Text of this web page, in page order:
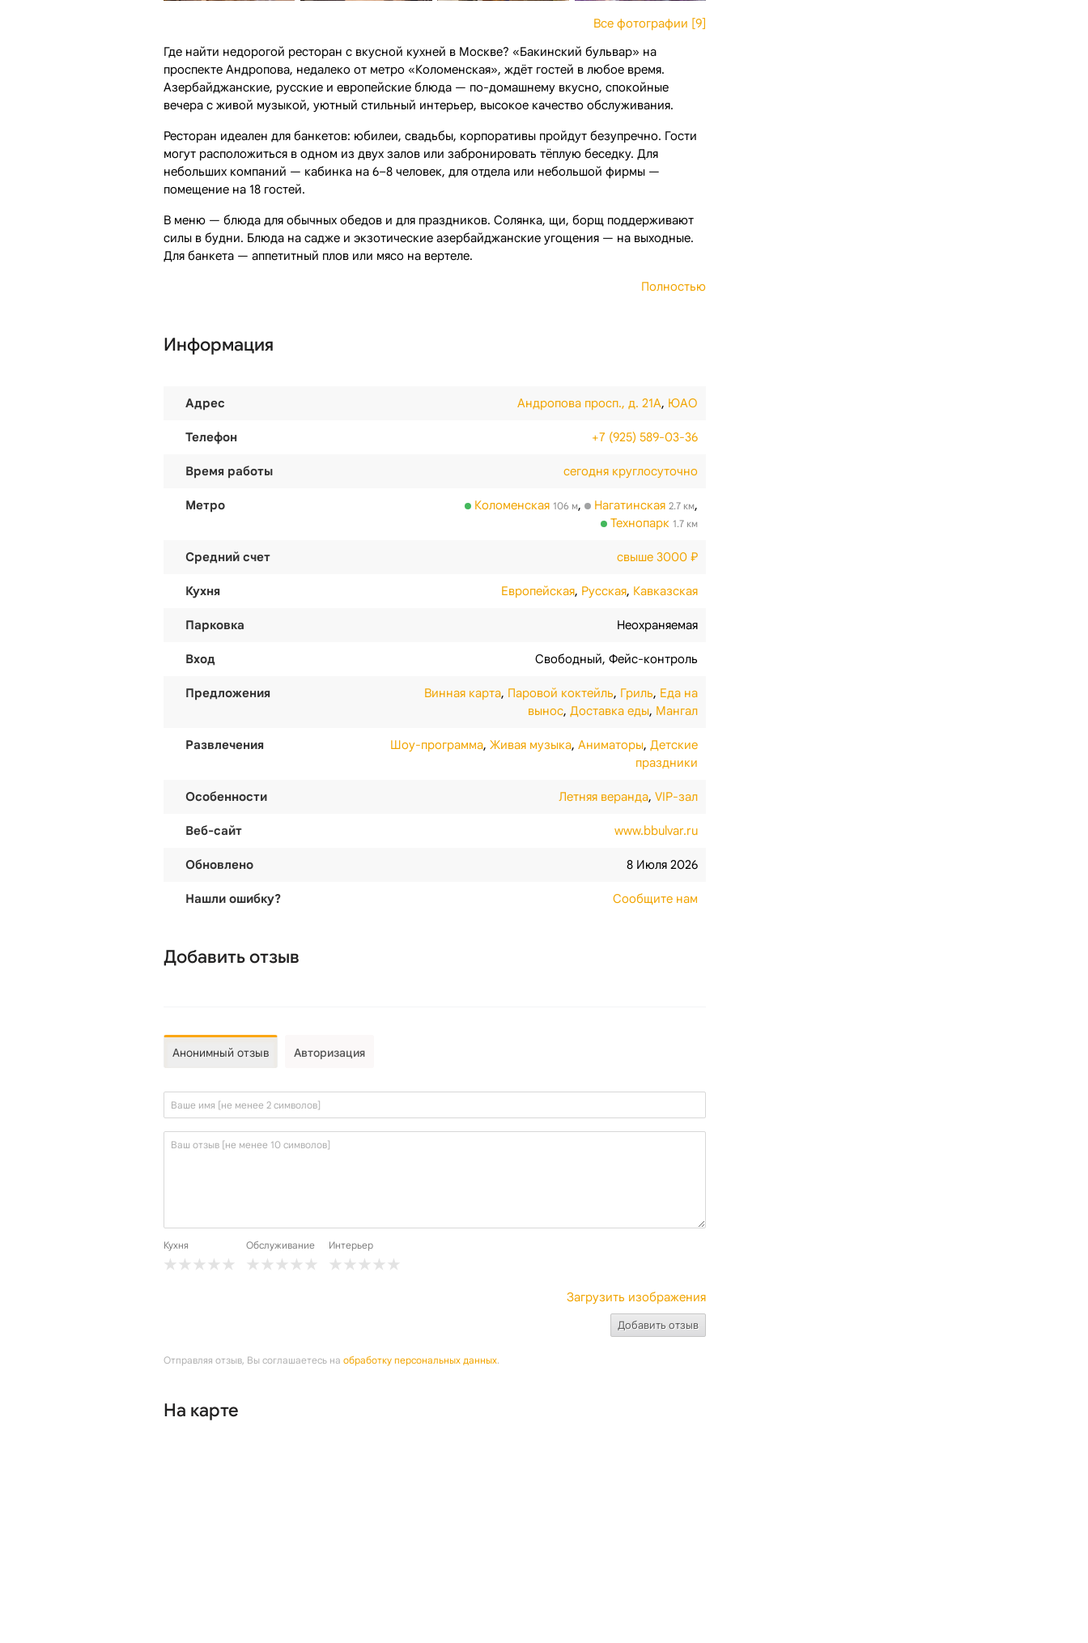
Все фотографии [9]
Где найти недорогой ресторан с вкусной кухней в Москве? «Бакинский бульвар» на
проспекте Андропова, недалеко от метро «Коломенская», ждёт гостей в любое время.
Азербайджанские, русские и европейские блюда — по-домашнему вкусно, спокойные
вечера с живой музыкой, уютный стильный интерьер, высокое качество обслуживания.
Ресторан идеален для банкетов: юбилеи, свадьбы, корпоративы пройдут безупречно. Гости
могут расположиться в одном из двух залов или забронировать тёплую беседку. Для
небольших компаний — кабинка на 6–8 человек, для отдела или небольшой фирмы —
помещение на 18 гостей.
В меню — блюда для обычных обедов и для праздников. Солянка, щи, борщ поддерживают
силы в будни. Блюда на садже и экзотические азербайджанские угощения — на выходные.
Для банкета — аппетитный плов или мясо на вертеле.
Полностью
Информация
Адрес Андропова просп., д. 21А, ЮАО
Телефон +7 (925) 589-03-36
Время работы сегодня круглосуточно
Метро Коломенская 106 м, Нагатинская 2.7 км,
Технопарк 1.7 км
Средний счет свыше 3000 ₽
Кухня Европейская, Русская, Кавказская
Парковка Неохраняемая
Вход Свободный, Фейс-контроль
Предложения Винная карта, Паровой коктейль, Гриль, Еда на
вынос, Доставка еды, Мангал
Развлечения Шоу-программа, Живая музыка, Аниматоры, Детские
праздники
Особенности Летняя веранда, VIP-зал
Веб-сайт www.bbulvar.ru
Обновлено 8 Июля 2026
Нашли ошибку? Сообщите нам
Добавить отзыв
Анонимный отзыв Авторизация
Кухня Обслуживание Интерьер
Загрузить изображения
Отправляя отзыв, Вы соглашаетесь на обработку персональных данных.
На карте